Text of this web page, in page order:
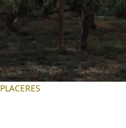
PLACERES